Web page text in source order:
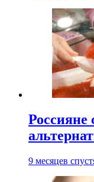
Россияне
9 месяцев